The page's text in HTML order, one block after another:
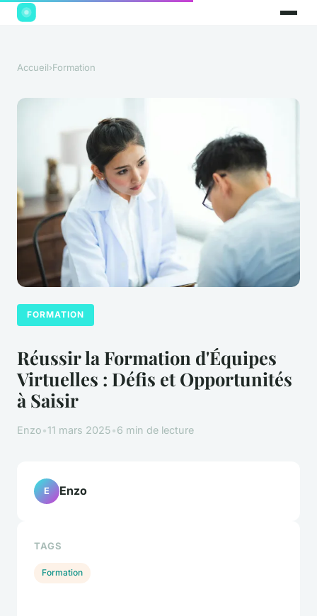
Accueil›Formation
FORMATION
Réussir la Formation d'Équipes
Virtuelles : Défis et Opportunités
à Saisir
Enzo•11 mars 2025•6 min de lecture
E Enzo
TAGS
Formation